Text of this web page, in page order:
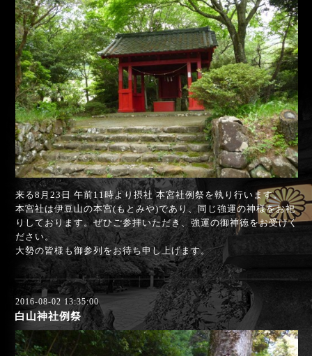
来る8月23日 午前11時より摂社 本宮社例祭を執り行います。
本宮社は伊豆山の本宮(もとみや)であり、同じ強運の神様をお祀
りしております。ぜひご参拝いただき、強運の御神徳をお受けく
ださい。
大勢の皆様も御参列をお待ち申し上げます。
2016-08-02 13:35:00
白山神社例祭